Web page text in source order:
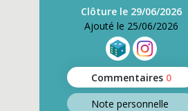
Clôture le 29/06/2026
Ajouté le 25/06/2026
Commentaires 0
Note personnelle